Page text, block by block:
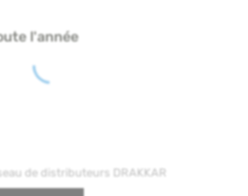
l'année
de distributeurs DRAKKAR